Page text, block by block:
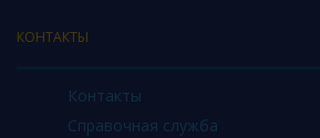
КОНТАКТЫ
Контакты
Справочная служба